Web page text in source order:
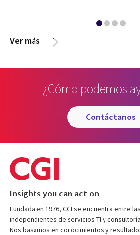
Ver más
¿Cómo podemos
contáctanos
Insights you can act on
Fundada en 1976, CGI se encuentra entre
independientes de servicios TI y
Nos basamos en conocimientos y